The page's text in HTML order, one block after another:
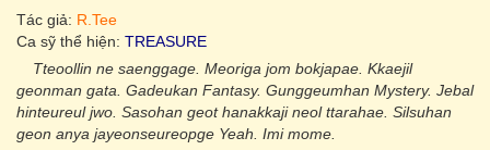
Tác giả: R.Tee
Ca sỹ thể hiện: TREASURE
Tteoollin ne saenggage. Meoriga jom bokjapae. Kkaejil
geonman gata. Gadeukan Fantasy. Gunggeumhan Mystery. Jebal
hinteureul jwo. Sasohan geot hanakkaji neol ttarahae. Silsuhan
geon anya jayeonseureopge Yeah. Imi mome.